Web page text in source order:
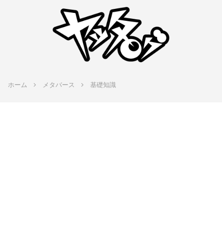
ホーム メタバース 基礎知識